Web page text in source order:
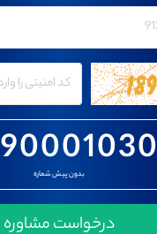
90001030
بدون پیش شماره